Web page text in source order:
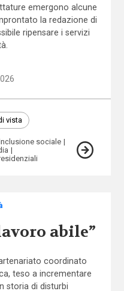
emergono alcune
la redazione di
ripensare i servizi
vista
sociale
abile”
coordinato
teso a incrementare
storia di disturbi